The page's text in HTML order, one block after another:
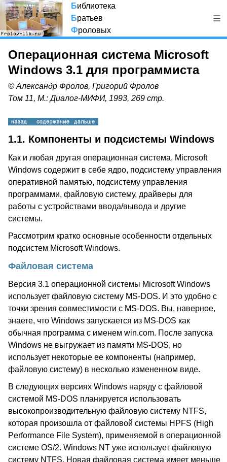
Библиотека
Братьев
Фроловых
Операционная система Microsoft
Windows 3.1 для программиста
© Александр Фролов, Григорий Фролов
Том 11, М.: Диалог-МИФИ, 1993, 269 стр.
1.1. Компоненты и подсистемы Windows
Как и любая другая операционная система, Microsoft
Windows содержит в себе ядро, подсистему управления
оперативной памятью, подсистему управления
программами, файловую систему, драйверы для
работы с устройствами ввода/вывода и другие
системы.
Рассмотрим кратко основные особенности отдельных
подсистем Microsoft Windows.
Файловая система
Версия 3.1 операционной системы Microsoft Windows
использует файловую систему MS-DOS. И это удобно с
точки зрения совместимости с MS-DOS. Вы, наверное,
знаете, что Windows запускается из MS-DOS как
обычная программа с именем win.com. После запуска
Windows не выгружает из памяти MS-DOS, но
использует некоторые ее компоненты (например,
файловую систему) в несколько измененном виде.
В следующих версиях Windows наряду с файловой
системой MS-DOS планируется использовать
высокопроизводительную файловую систему NTFS,
которая произошла от файловой системы HPFS (High
Performance File System), применяемой в операционной
системе OS/2. Windows NT уже использует файловую
систему NTFS. Новая файловая система имеет меньше